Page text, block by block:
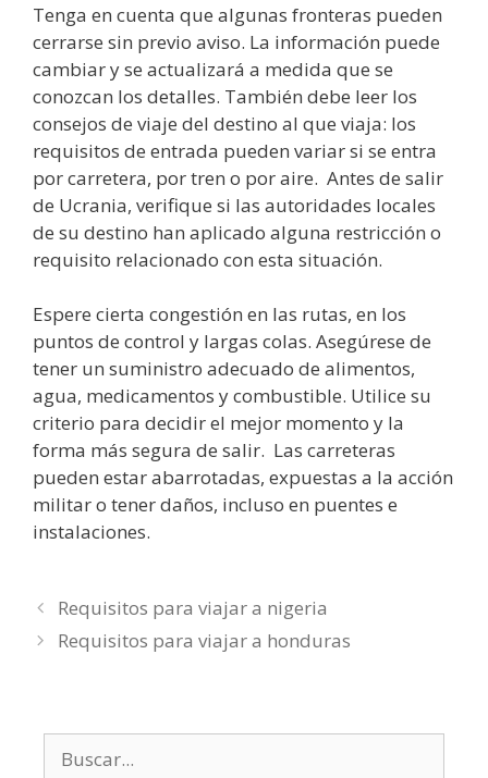
Tenga en cuenta que algunas fronteras pueden
cerrarse sin previo aviso. La información puede
cambiar y se actualizará a medida que se
conozcan los detalles. También debe leer los
consejos de viaje del destino al que viaja: los
requisitos de entrada pueden variar si se entra
por carretera, por tren o por aire. Antes de salir
de Ucrania, verifique si las autoridades locales
de su destino han aplicado alguna restricción o
requisito relacionado con esta situación.
Espere cierta congestión en las rutas, en los
puntos de control y largas colas. Asegúrese de
tener un suministro adecuado de alimentos,
agua, medicamentos y combustible. Utilice su
criterio para decidir el mejor momento y la
forma más segura de salir. Las carreteras
pueden estar abarrotadas, expuestas a la acción
militar o tener daños, incluso en puentes e
instalaciones.
Requisitos para viajar a nigeria
Requisitos para viajar a honduras